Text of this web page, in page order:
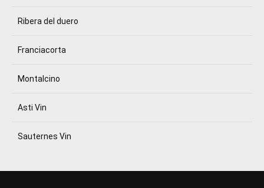
Ribera del duero
Franciacorta
Montalcino
Asti Vin
Sauternes Vin